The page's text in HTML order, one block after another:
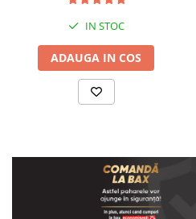
IN STOC
ADAUGA IN COS